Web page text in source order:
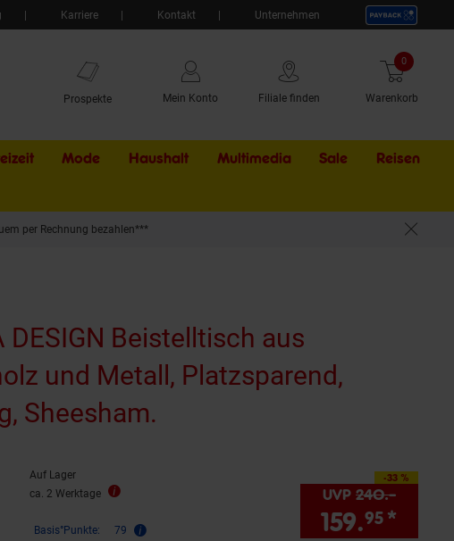
Karriere Kontakt Unternehmen
Prospekte Mein Konto Filiale finden Warenkorb
0 Artikel
Mode Haushalt Multimedia Sale Externer
Reisen
per Rechnung bezahlen***
DESIGN Beistelltisch aus
und Metall, Platzsparend,
Sheesham.
Auf Lager
ca. 2 Werktage
Basis°Punkte:
79
-33 %
Sie Sparen 33 Prozent,
UVP 240.–
159.95 *